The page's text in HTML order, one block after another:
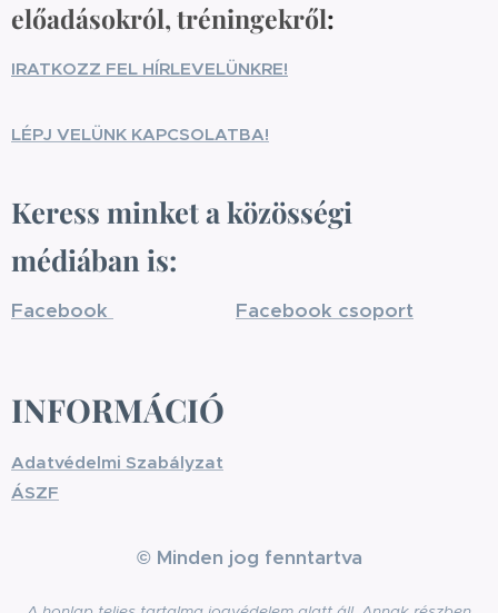
előadásokról, tréningekről:
IRATKOZZ FEL HÍRLEVELÜNKRE!
LÉPJ VELÜNK KAPCSOLATBA!
Keress minket a közösségi
médiában is:
Facebook Facebook csoport
INFORMÁCIÓ
Adatvédelmi Szabályzat
ÁSZF
© Minden jog fenntartva